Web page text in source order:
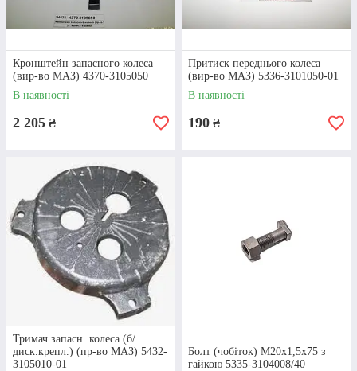
Кронштейн запасного колеса
(вир-во МАЗ) 4370-3105050
В наявності
2 205 ₴
Притиск переднього колеса
(вир-во МАЗ) 5336-3101050-01
В наявності
190 ₴
Тримач запасн. колеса (б/
диск.крепл.) (пр-во МАЗ) 5432-
3105010-01
Болт (чобіток) М20х1,5х75 з
гайкою 5335-3104008/40